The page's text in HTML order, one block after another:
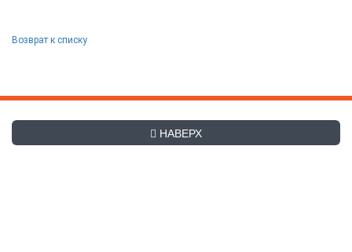
Возврат к списку
НАВЕРХ